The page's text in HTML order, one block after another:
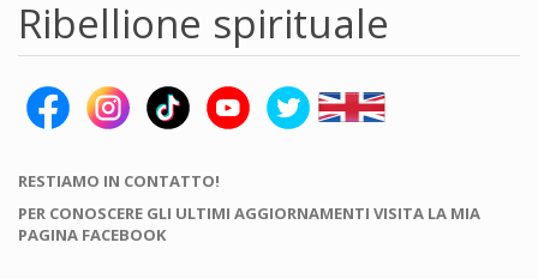
Ribellione spirituale
RESTIAMO IN CONTATTO!
PER CONOSCERE GLI ULTIMI AGGIORNAMENTI VISITA LA MIA
PAGINA FACEBOOK